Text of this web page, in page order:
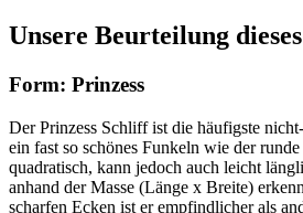
Unsere Beurteilung
Form: Prinzess
Der Prinzess Schliff ist die häufigste
ein fast so schönes Funkeln wie der
quadratisch, kann jedoch auch leicht
anhand der Masse (Länge x Breite)
scharfen Ecken ist er empfindlicher als